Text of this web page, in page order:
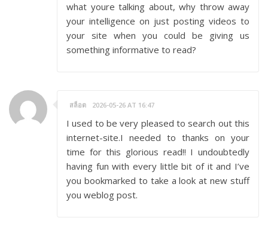
what youre talking about, why throw away
your intelligence on just posting videos to
your site when you could be giving us
something informative to read?
สล็อต 2026-05-26 AT 16:47
I used to be very pleased to search out this
internet-site.I needed to thanks on your
time for this glorious read!! I undoubtedly
having fun with every little bit of it and I’ve
you bookmarked to take a look at new stuff
you weblog post.